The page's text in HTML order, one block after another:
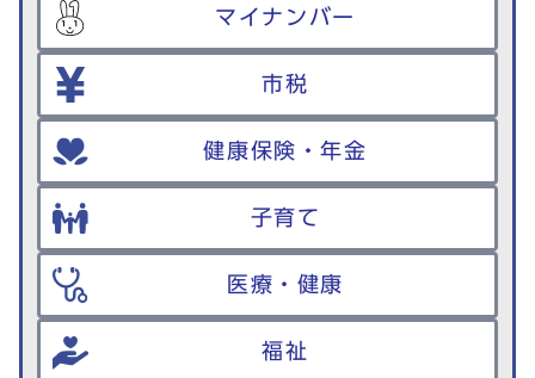
マイナンバー
市税
健康保険・年金
子育て
医療・健康
福祉